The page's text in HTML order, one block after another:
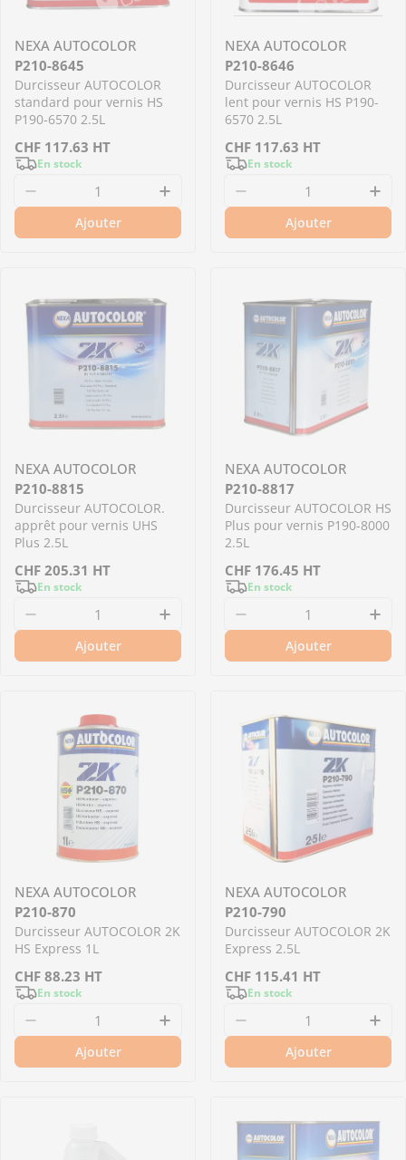
NEXA AUTOCOLOR
P210-8645
Durcisseur AUTOCOLOR
standard pour vernis HS
P190-6570 2.5L
Prix
régulier
CHF 117.63 HT
En stock
Diminuer la quantité pour P210-8645 -
Augmenter la quantité pour
Ajouter
NEXA AUTOCOLOR
P210-8646
Durcisseur AUTOCOLOR
lent pour vernis HS P190-
6570 2.5L
Prix
régulier
CHF 117.63 HT
En stock
Diminuer la quantité
Ajouter
NEXA AUTOCOLOR
P210-8815
Durcisseur AUTOCOLOR.
apprêt pour vernis UHS
Plus 2.5L
Prix
régulier
CHF 205.31 HT
En stock
Diminuer la quantité pour P210-8815 -
Augmenter la quantité pour
Ajouter
NEXA AUTOCOLOR
P210-8817
Durcisseur AUTOCOLOR HS
Plus pour vernis P190-8000
2.5L
Prix
régulier
CHF 176.45 HT
En stock
Diminuer la quantité
Ajouter
NEXA AUTOCOLOR
P210-870
Durcisseur AUTOCOLOR 2K
HS Express 1L
Prix
régulier
CHF 88.23 HT
En stock
Diminuer la quantité pour P210-870 -
Augmenter la quantité pour
Ajouter
NEXA AUTOCOLOR
P210-790
Durcisseur AUTOCOLOR 2K
Express 2.5L
Prix
régulier
CHF 115.41 HT
En stock
Diminuer la quantité
Ajouter